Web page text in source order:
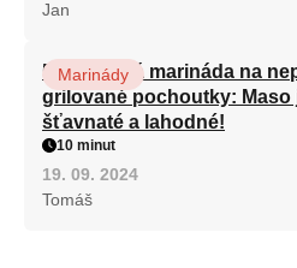
Jan
5-minutová marináda na
grilované pochoutky:
šťavnaté a lahodné!
Marinády
10 minut
19. 09. 2024
Tomáš